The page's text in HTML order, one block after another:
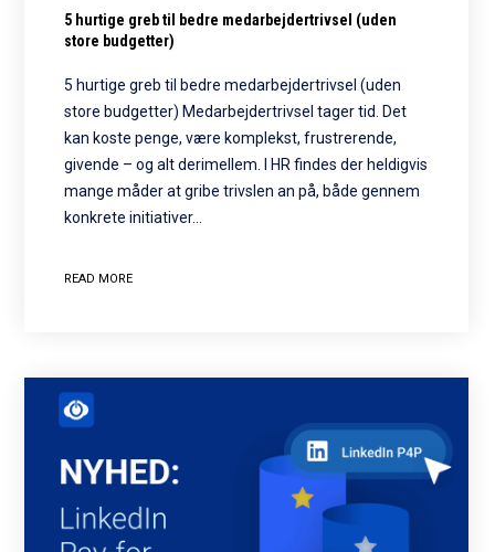
5 hurtige greb til bedre medarbejdertrivsel (uden
store budgetter)
5 hurtige greb til bedre medarbejdertrivsel (uden
store budgetter) Medarbejdertrivsel tager tid. Det
kan koste penge, være komplekst, frustrerende,
givende – og alt derimellem. I HR findes der heldigvis
mange måder at gribe trivslen an på, både gennem
konkrete initiativer…
READ MORE